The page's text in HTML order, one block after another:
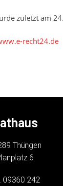
zuletzt am
recht24.de
Thüngen
6
09360 242